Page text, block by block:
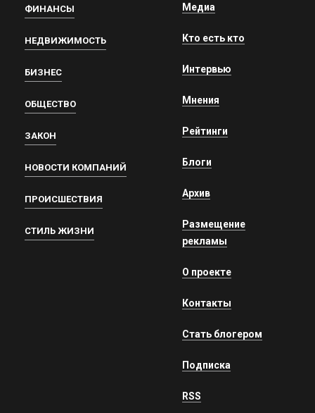
ФИНАНСЫ
НЕДВИЖИМОСТЬ
БИЗНЕС
ОБЩЕСТВО
ЗАКОН
НОВОСТИ КОМПАНИЙ
ПРОИСШЕСТВИЯ
СТИЛЬ ЖИЗНИ
Медиа
Кто есть кто
Интервью
Мнения
Рейтинги
Блоги
Архив
Размещение
рекламы
О проекте
Контакты
Стать блогером
Подписка
RSS